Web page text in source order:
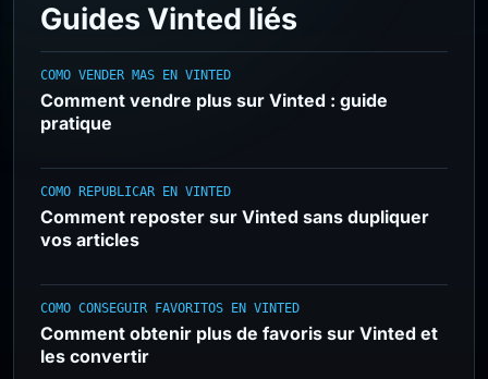
Guides Vinted liés
COMO VENDER MAS EN VINTED
Comment vendre plus sur Vinted : guide
pratique
COMO REPUBLICAR EN VINTED
Comment reposter sur Vinted sans dupliquer
vos articles
COMO CONSEGUIR FAVORITOS EN VINTED
Comment obtenir plus de favoris sur Vinted et
les convertir